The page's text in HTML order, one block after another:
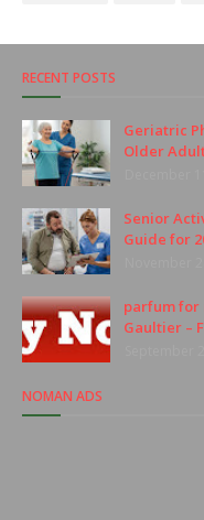
RECENT POSTS
Geriatric
Older
Senior
Guide for
parfum for
Gaultier –
NOMAN ADS